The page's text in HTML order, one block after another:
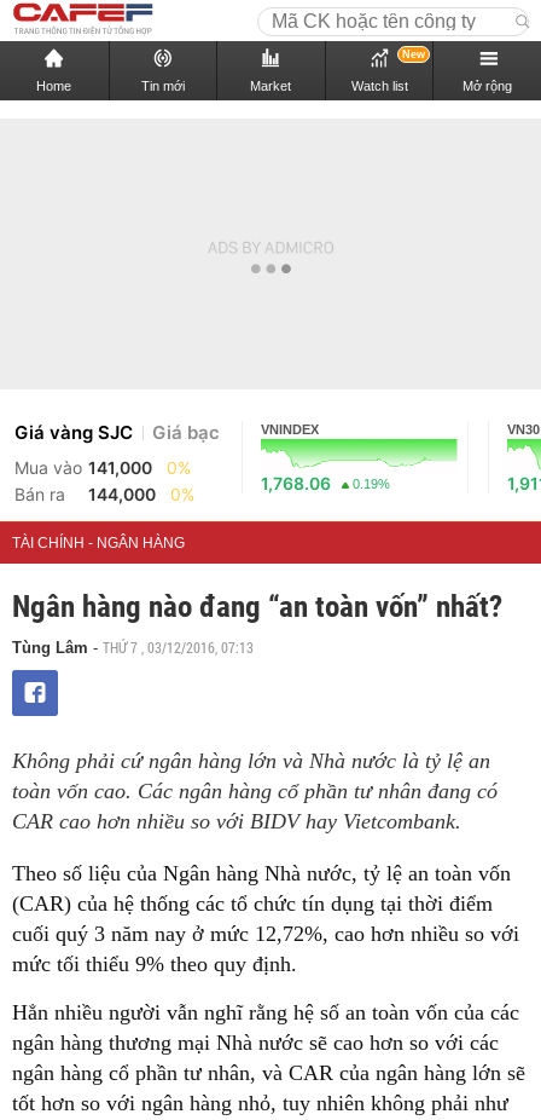
Home Tin mới Market Watch list
New
Mở rộng
Giá vàng SJC Giá bạc
Mua vào 141,000
0%
Bán ra
144,000 0%
VNINDEX
1,768.06 0.19%
VN30
TÀI CHÍNH - NGÂN HÀNG
Ngân hàng nào đang “an toàn vốn” nhất?
Tùng Lâm - THỨ 7 , 03/12/2016, 07:13
Không phải cứ ngân hàng lớn và Nhà nước là tỷ lệ an
toàn vốn cao. Các ngân hàng cổ phần tư nhân đang có
CAR cao hơn nhiều so với BIDV hay Vietcombank.
Theo số liệu của Ngân hàng Nhà nước, tỷ lệ an toàn vốn
(CAR) của hệ thống các tổ chức tín dụng tại thời điểm
cuối quý 3 năm nay ở mức 12,72%, cao hơn nhiều so với
mức tối thiểu 9% theo quy định.
Hẳn nhiều người vẫn nghĩ rằng hệ số an toàn vốn của các
ngân hàng thương mại Nhà nước sẽ cao hơn so với các
ngân hàng cổ phần tư nhân, và CAR của ngân hàng lớn sẽ
tốt hơn so với ngân hàng nhỏ, tuy nhiên không phải như